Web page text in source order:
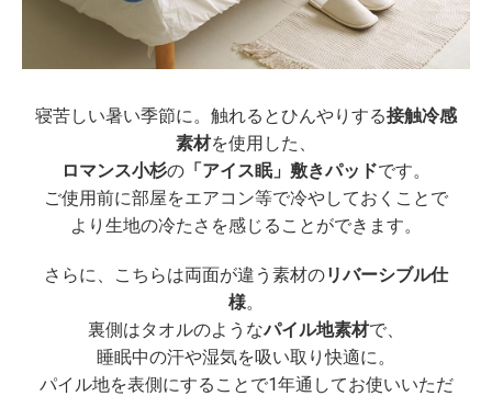
寝苦しい暑い季節に。触れるとひんやりする接触冷感
素材を使用した、
ロマンス小杉の 「アイス眠」敷きパッドです。
ご使用前に部屋をエアコン等で冷やしておくことで
より生地の冷たさを感じることができます。
さらに、こちらは両面が違う素材のリバーシブル仕
様。
裏側はタオルのようなパイル地素材で、
睡眠中の汗や湿気を吸い取り快適に。
パイル地を表側にすることで1年通してお使いいただ